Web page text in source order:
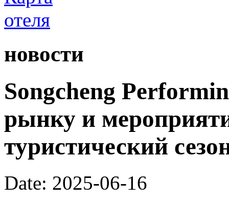
новости
Songcheng
рынку и
туристический
Date: 2025-06-16